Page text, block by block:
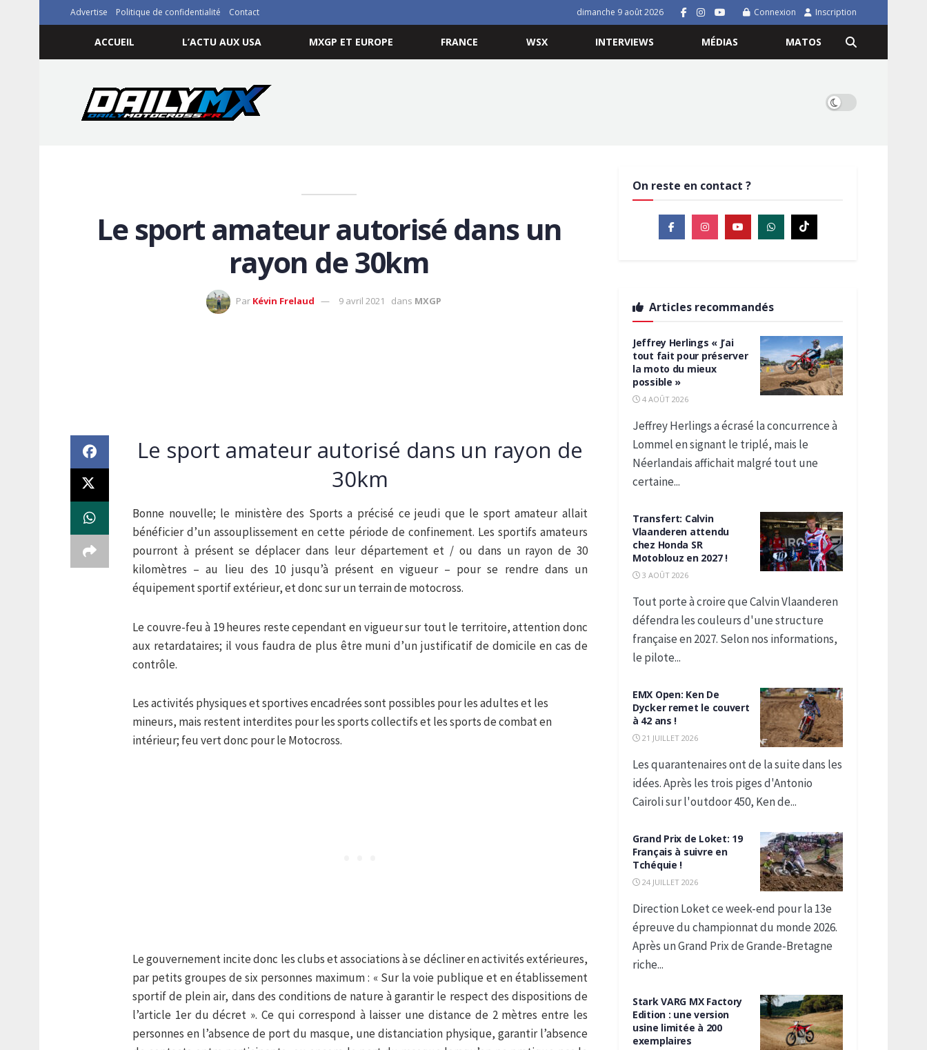
Advertise Politique de confidentialité Contact dimanche 9 août 2026 Connexion Inscription
ACCUEIL L’ACTU AUX USA MXGP ET EUROPE FRANCE WSX INTERVIEWS MÉDIAS MATOS
Le sport amateur autorisé dans un
rayon de 30km
Par Kévin Frelaud 9 avril 2021 dans MXGP
Le sport amateur autorisé dans un rayon de
30km
Bonne nouvelle; le ministère des Sports a précisé ce jeudi que le sport amateur allait
bénéficier d’un assouplissement en cette période de confinement. Les sportifs amateurs
pourront à présent se déplacer dans leur département et / ou dans un rayon de 30
kilomètres – au lieu des 10 jusqu’à présent en vigueur – pour se rendre dans un
équipement sportif extérieur, et donc sur un terrain de motocross.
Le couvre-feu à 19 heures reste cependant en vigueur sur tout le territoire, attention donc
aux retardataires; il vous faudra de plus être muni d’un justificatif de domicile en cas de
contrôle.
Les activités physiques et sportives encadrées sont possibles pour les adultes et les
mineurs, mais restent interdites pour les sports collectifs et les sports de combat en
intérieur; feu vert donc pour le Motocross.
Le gouvernement incite donc les clubs et associations à se décliner en activités extérieures,
par petits groupes de six personnes maximum : « Sur la voie publique et en établissement
sportif de plein air, dans des conditions de nature à garantir le respect des dispositions de
l’article 1er du décret ». Ce qui correspond à laisser une distance de 2 mètres entre les
personnes en l’absence de port du masque, une distanciation physique, garantir l’absence
On reste en contact ?
Articles recommandés
Jeffrey Herlings « J’ai
tout fait pour préserver
la moto du mieux
possible »
4 AOÛT 2026
Jeffrey Herlings a écrasé la concurrence à
Lommel en signant le triplé, mais le
Néerlandais affichait malgré tout une
certaine...
Transfert: Calvin
Vlaanderen attendu
chez Honda SR
Motoblouz en 2027 !
3 AOÛT 2026
Tout porte à croire que Calvin Vlaanderen
défendra les couleurs d'une structure
française en 2027. Selon nos informations,
le pilote...
EMX Open: Ken De
Dycker remet le couvert
à 42 ans !
21 JUILLET 2026
Les quarantenaires ont de la suite dans les
idées. Après les trois piges d'Antonio
Cairoli sur l'outdoor 450, Ken de...
Grand Prix de Loket: 19
Français à suivre en
Tchéquie !
24 JUILLET 2026
Direction Loket ce week-end pour la 13e
épreuve du championnat du monde 2026.
Après un Grand Prix de Grande-Bretagne
riche...
Stark VARG MX Factory
Edition : une version
usine limitée à 200
exemplaires